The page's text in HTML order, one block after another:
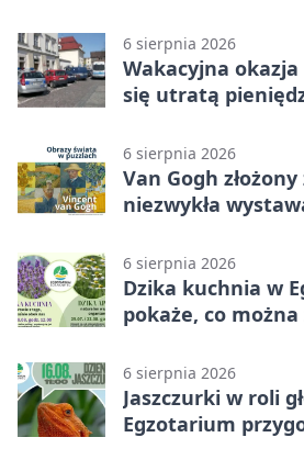
6 sierpnia 2026
Wakacyjna
się utratą
6 sierpnia 2026
Van Gogh
niezwykła
6 sierpnia 2026
Dzika kuchnia w
pokaże, co
6 sierpnia 2026
Jaszczurki w roli
Egzotarium